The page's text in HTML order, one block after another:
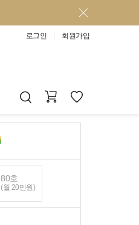
로그인 회원가입
80호
(월 20만원)